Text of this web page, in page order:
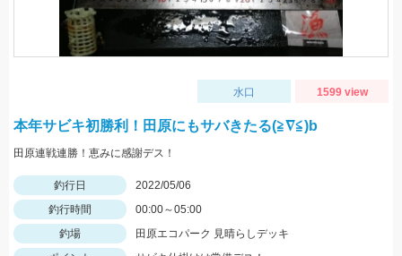
水口 1599 view
本年サビキ初勝利！田原にもサバきたる(≧∇≦)b
田原連戦連勝！恵みに感謝デス！
釣行日
2022/05/06
釣行時間
00:00～05:00
釣場
田原エコパーク 見晴らしデッキ